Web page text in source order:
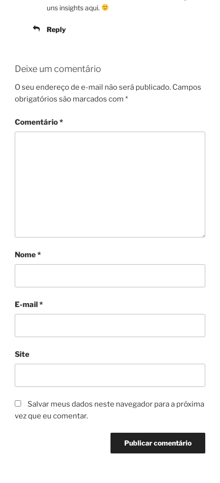
uns insights aqui.
Reply
Deixe um comentário
O seu endereço de e-mail não será publicado. Campos
obrigatórios são marcados com *
Comentário*
Nome*
E-mail*
Site
Salvar meus dados neste navegador para a próxima
vez que eu comentar.